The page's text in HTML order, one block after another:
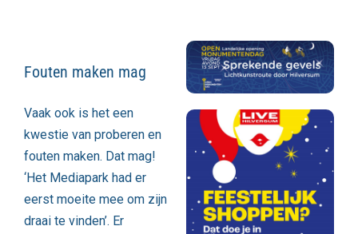
Fouten maken mag
Vaak ook is het een
kwestie van proberen en
fouten maken. Dat mag!
‘Het Mediapark had er
eerst moeite mee om zijn
draai te vinden’. Er